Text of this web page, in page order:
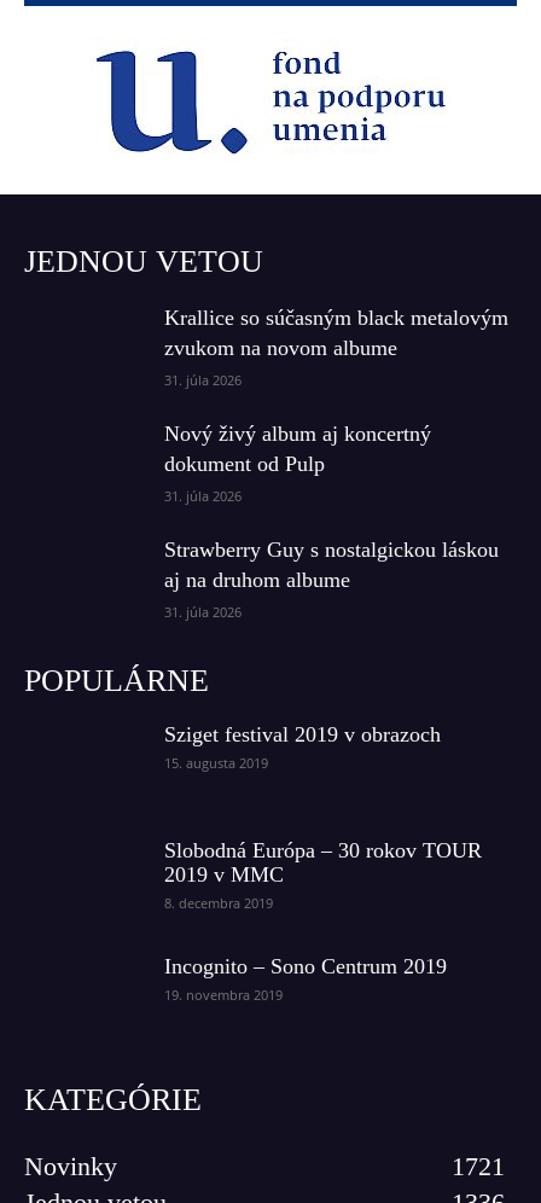
JEDNOU VETOU
Krallice so súčasným black metalovým
zvukom na novom albume
31. júla 2026
Nový živý album aj koncertný
dokument od Pulp
31. júla 2026
Strawberry Guy s nostalgickou láskou
aj na druhom albume
31. júla 2026
POPULÁRNE
Sziget festival 2019 v obrazoch
15. augusta 2019
Slobodná Európa – 30 rokov TOUR
2019 v MMC
8. decembra 2019
Incognito – Sono Centrum 2019
19. novembra 2019
KATEGÓRIE
Novinky
1721